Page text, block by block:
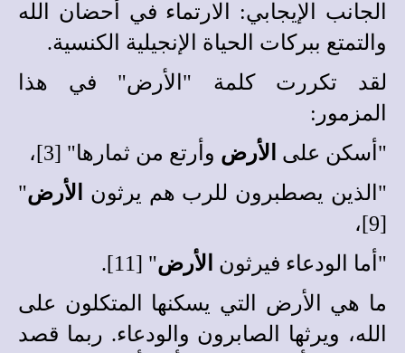
الجانب الإيجابي: الارتماء في أحضان الله
والتمتع ببركات الحياة الإنجيلية الكنسية.
لقد تكررت كلمة "الأرض" في هذا
المزمور:
"أسكن على الأرض وأرتع من ثمارها" [3]،
"الذين يصطبرون للرب هم يرثون
الأرض"
[9]،
"أما الودعاء فيرثون الأرض" [11].
ما هي الأرض التي يسكنها المتكلون على
الله، ويرثها الصابرون والودعاء. ربما قصد